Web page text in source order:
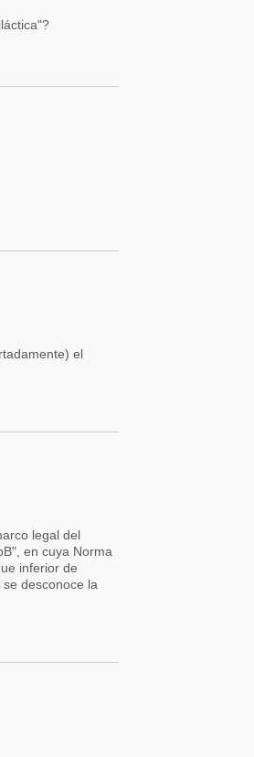
el
legal del
en cuya Norma
inferior de
desconoce la